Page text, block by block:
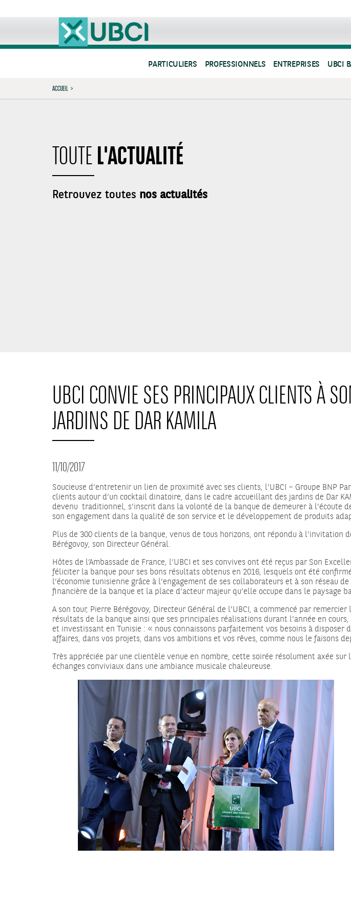
PARTICULIERS PROFESSIONNELS ENTREPRISES UBCI
ACCUEIL >
TOUTEL'ACTUALITÉ
Retrouvez toutes nos actualités
UBCI CONVIE SES PRINCIPAUX CLIENTS À
JARDINS DE DAR KAMILA
11/10/2017
Soucieuse d’entretenir un lien de proximité avec ses clients, l’UBCI – Groupe BNP
clients autour d’un cocktail dinatoire, dans le cadre accueillant des jardins de Dar
devenu traditionnel, s’inscrit dans la volonté de la banque de demeurer à
son engagement dans la qualité de son service et le développement de produits
Plus de 300 clients de la banque, venus de tous horizons, ont répondu à
Bérégovoy, son Directeur Général.
Hôtes de l’Ambassade de France, l’UBCI et ses convives ont été reçus par Son
féliciter la banque pour ses bons résultats obtenus en 2016, lesquels ont été
l’économie tunisienne grâce à l’engagement de ses collaborateurs et à son
financière de la banque et la place d’acteur majeur qu’elle occupe dans le paysage
A son tour, Pierre Bérégovoy, Directeur Général de l’UBCI, a commencé par
résultats de la banque ainsi que ses principales réalisations durant l’année en
et investissant en Tunisie : « nous connaissons parfaitement vos besoins à
affaires, dans vos projets, dans vos ambitions et vos rêves, comme nous le faisons
Très appréciée par une clientèle venue en nombre, cette soirée résolument axée
échanges conviviaux dans une ambiance musicale chaleureuse.